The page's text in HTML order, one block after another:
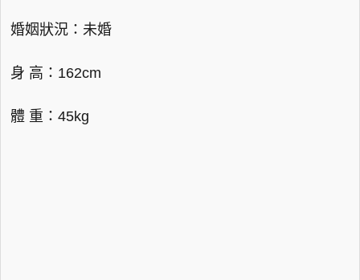
婚姻狀況：未婚
身 高：162cm
體 重：45kg